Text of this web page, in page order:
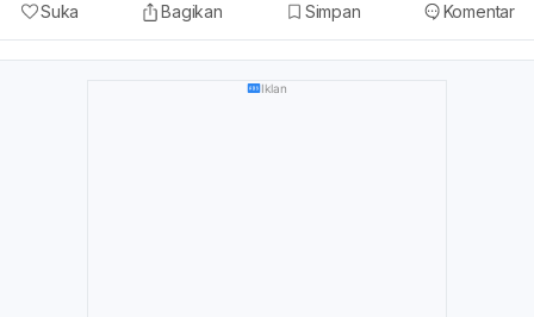
Suka Bagikan Simpan Komentar
Iklan